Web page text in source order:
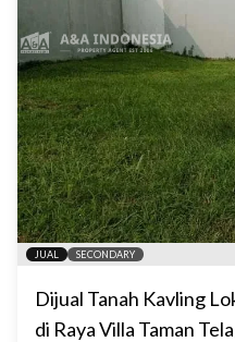
JUAL SECONDARY
Dijual Tanah Kavling
di Raya Villa Taman Telaga Citraland Surabaya